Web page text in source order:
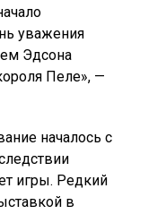
уважения
Эдсона
Пеле», —
началось с
игры. Редкий
в